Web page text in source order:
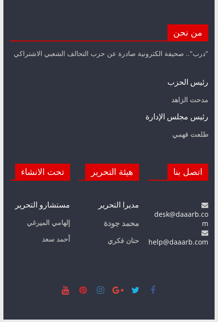
من نحن
"درب".. صحيفة الكترونية صادرة عن حزب التحالف الشعبي الاشتراكي
رئيس الحزب
مدحت الزاهد
رئيس مجلس الإدارة
طلعت فهمي
اتصل بنا
desk@daaarb.co
m
help@daaarb.com
هيئة التحرير
مديرا التحرير
محمد جودة
حنان فكري
تحت الانشاء
مستشارو التحرير
إلهامي الميرغي
أحمد سعد